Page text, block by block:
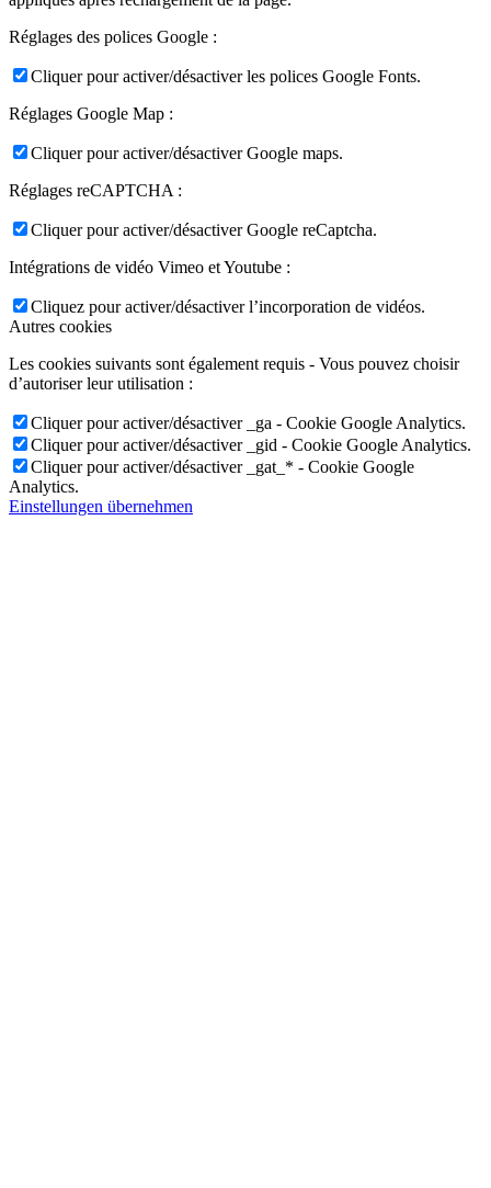
Réglages des polices Google :
Cliquer pour activer/désactiver les polices Google Fonts.
Réglages Google Map :
Cliquer pour activer/désactiver Google maps.
Réglages reCAPTCHA :
Cliquer pour activer/désactiver Google reCaptcha.
Intégrations de vidéo Vimeo et Youtube :
Cliquez pour activer/désactiver l’incorporation de vidéos.
Autres cookies
Les cookies suivants sont également requis - Vous pouvez choisir
d’autoriser leur utilisation :
Cliquer pour activer/désactiver _ga - Cookie Google Analytics.
Cliquer pour activer/désactiver _gid - Cookie Google Analytics.
Cliquer pour activer/désactiver _gat_* - Cookie Google
Analytics.
Einstellungen übernehmen